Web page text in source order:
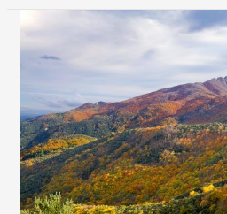
sůl
nad
zlato